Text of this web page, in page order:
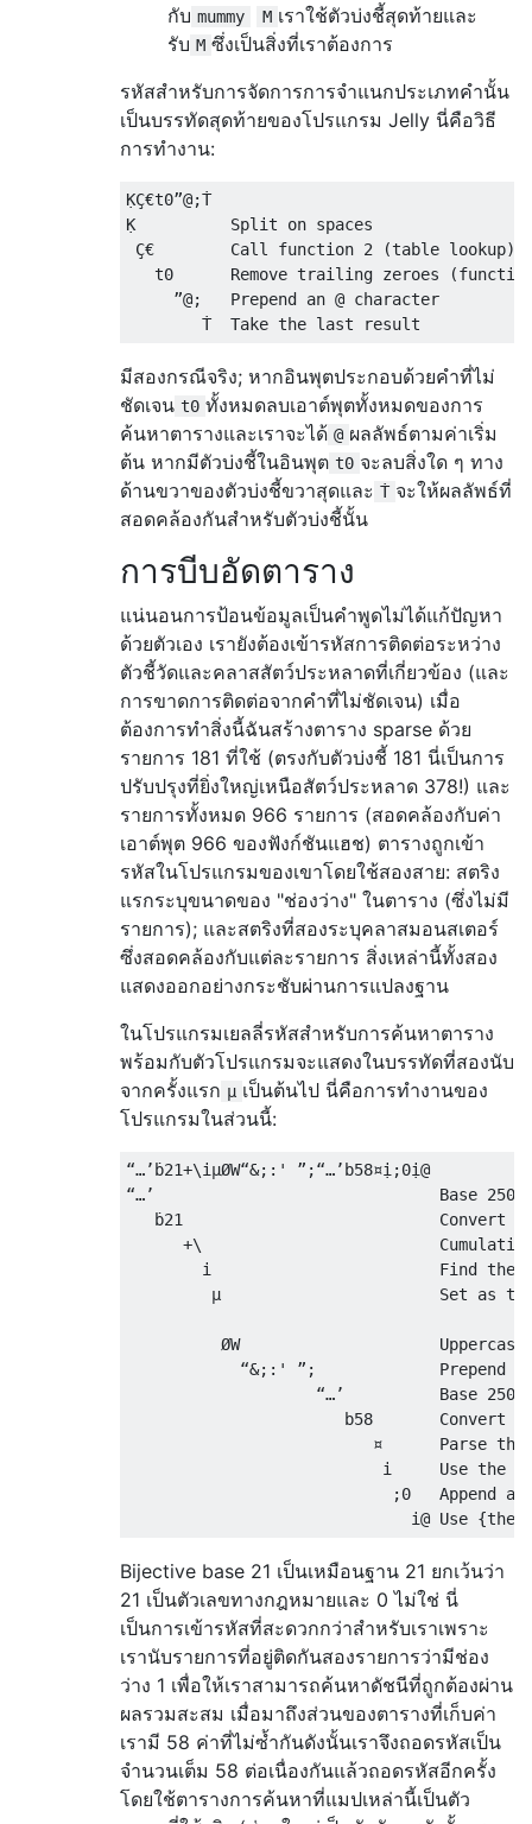
กับ mummy M เราใช้ตัวบ่งชี้สุดท้ายและ
รับ M ซึ่งเป็นสิ่งที่เราต้องการ
รหัสสำหรับการจัดการการจำแนกประเภทคำนั้น
เป็นบรรทัดสุดท้ายของโปรแกรม Jelly นี่คือวิธี
การทำงาน:
ḲÇ€t0”@;Ṫ
Ḳ          Split on spaces
Ç€        Call function 2 (table lookup)
t0      Remove trailing zeroes
     ”@;   Prepend an @ character
มีสองกรณีจริง; หากอินพุตประกอบด้วยคำที่ไม่
ชัดเจน t0 ทั้งหมดลบเอาต์พุตทั้งหมดของการ
ค้นหาตารางและเราจะได้ @ ผลลัพธ์ตามค่าเริ่ม
ต้น หากมีตัวบ่งชี้ในอินพุต t0 จะลบสิ่งใด ๆ ทาง
ด้านขวาของตัวบ่งชี้ขวาสุดและ Ṫ จะให้ผลลัพธ์ที่
สอดคล้องกันสำหรับตัวบ่งชี้นั้น
การบีบอัดตาราง
แน่นอนการป้อนข้อมูลเป็นคำพูดไม่ได้แก้ปัญหา
ด้วยตัวเอง เรายังต้องเข้ารหัสการติดต่อระหว่าง
ตัวชี้วัดและคลาสสัตว์ประหลาดที่เกี่ยวข้อง (และ
การขาดการติดต่อจากคำที่ไม่ชัดเจน) เมื่อ
ต้องการทำสิ่งนี้ฉันสร้างตาราง sparse ด้วย
รายการ 181 ที่ใช้ (ตรงกับตัวบ่งชี้ 181 นี่เป็นการ
ปรับปรุงที่ยิ่งใหญ่เหนือสัตว์ประหลาด 378!) และ
รายการทั้งหมด 966 รายการ (สอดคล้องกับค่า
เอาต์พุต 966 ของฟังก์ชันแฮช) ตารางถูกเข้า
รหัสในโปรแกรมของเขาโดยใช้สองสาย: สตริง
แรกระบุขนาดของ "ช่องว่าง" ในตาราง (ซึ่งไม่มี
รายการ); และสตริงที่สองระบุคลาสมอนสเตอร์
ซึ่งสอดคล้องกับแต่ละรายการ สิ่งเหล่านี้ทั้งสอง
แสดงออกอย่างกระชับผ่านการแปลงฐาน
ในโปรแกรมเยลลี่รหัสสำหรับการค้นหาตาราง
พร้อมกับตัวโปรแกรมจะแสดงในบรรทัดที่สองนับ
จากครั้งแรก µ เป็นต้นไป นี่คือการทำงานของ
โปรแกรมในส่วนนี้:
“…’ḃ21+\iµØW“&;:' ”;“…’b58¤ị;0ị@
“…’                              Base 250
ḃ21                           Convert
+\
i                        Find the
µ                       Set as
ØW
“&;:' ”;             Prepend
“…’          Base 250
b58       Convert
¤      Parse
i     Use the
;0   Append a
Bijective base 21 เป็นเหมือนฐาน 21 ยกเว้นว่า
21 เป็นตัวเลขทางกฎหมายและ 0 ไม่ใช่ นี่
เป็นการเข้ารหัสที่สะดวกกว่าสำหรับเราเพราะ
เรานับรายการที่อยู่ติดกันสองรายการว่ามีช่อง
ว่าง 1 เพื่อให้เราสามารถค้นหาดัชนีที่ถูกต้องผ่าน
ผลรวมสะสม เมื่อมาถึงส่วนของตารางที่เก็บค่า
เรามี 58 ค่าที่ไม่ซ้ำกันดังนั้นเราจึงถอดรหัสเป็น
จำนวนเต็ม 58 ต่อเนื่องกันแล้วถอดรหัสอีกครั้ง
โดยใช้ตารางการค้นหาที่แมปเหล่านี้เป็นตัว